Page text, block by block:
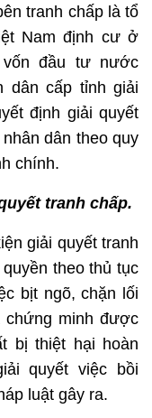
tranh chấp là tổ
Nam định cư ở
vốn đầu tư nước
dân cấp tỉnh giải
định giải quyết
dân theo quy
chính.
tranh chấp.
giải quyết tranh
theo thủ tục
bịt ngõ, chặn lối
chứng minh được
bị thiệt hại hoàn
quyết việc bồi
luật gây ra.